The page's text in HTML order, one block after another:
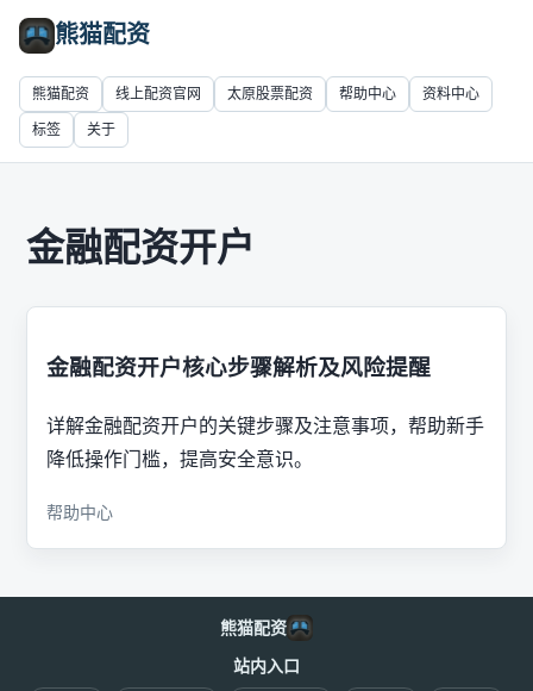
熊猫配资
熊猫配资 线上配资官网 太原股票配资 帮助中心 资料中心
标签 关于
金融配资开户
金融配资开户核心步骤解析及风险提醒
详解金融配资开户的关键步骤及注意事项，帮助新手
降低操作门槛，提高安全意识。
帮助中心
熊猫配资
站内入口